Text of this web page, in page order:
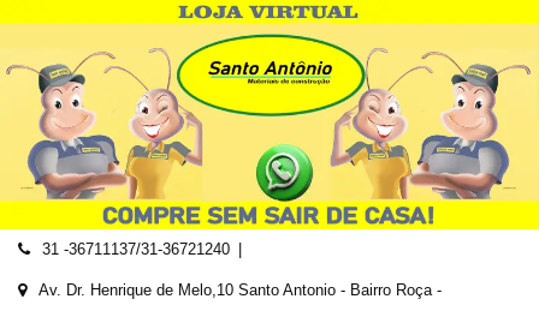
content
31 -36711137/31-36721240
Av. Dr. Henrique de Melo,10 Santo Antonio - Bairro Roça -